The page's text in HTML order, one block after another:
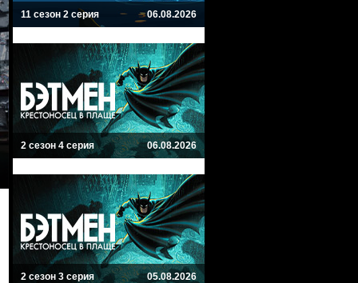
11 сезон 2 серия 06.08.2026
2 сезон 4 серия 06.08.2026
2 сезон 3 серия 05.08.2026